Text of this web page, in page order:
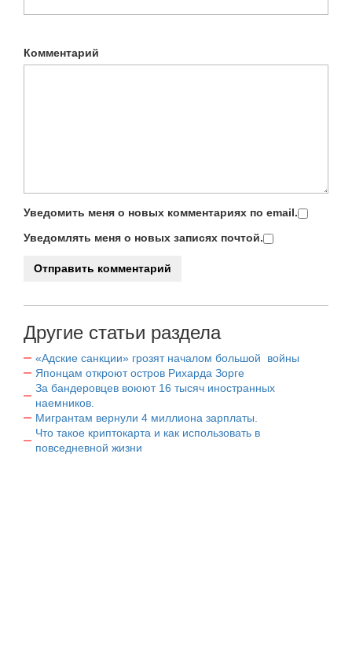
Комментарий
Уведомить меня о новых комментариях по email.
Уведомлять меня о новых записях почтой.
Другие статьи раздела
«Адские санкции» грозят началом большой войны
Японцам откроют остров Рихарда Зорге
За бандеровцев воюют 16 тысяч иностранных
наемников.
Мигрантам вернули 4 миллиона зарплаты.
Что такое криптокарта и как использовать в
повседневной жизни